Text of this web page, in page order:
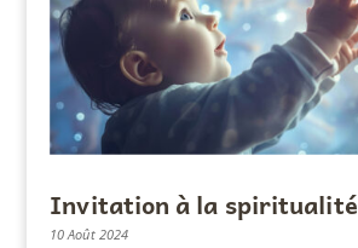
Invitation à la spiritualité
10 Août 2024